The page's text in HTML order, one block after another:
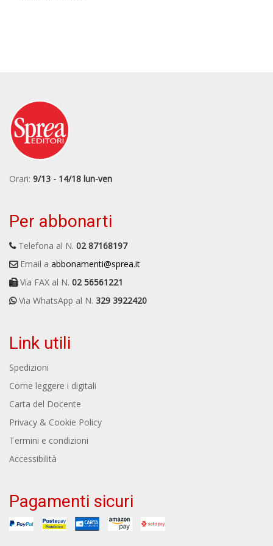
Orari: 9/13 - 14/18 lun-ven
Per abbonarti
Telefona al N. 02 87168197
Email a abbonamenti@sprea.it
Via FAX al N. 02 56561221
Via WhatsApp al N. 329 3922420
Link utili
Spedizioni
Come leggere i digitali
Carta del Docente
Privacy & Cookie Policy
Termini e condizioni
Accessibilità
Pagamenti sicuri